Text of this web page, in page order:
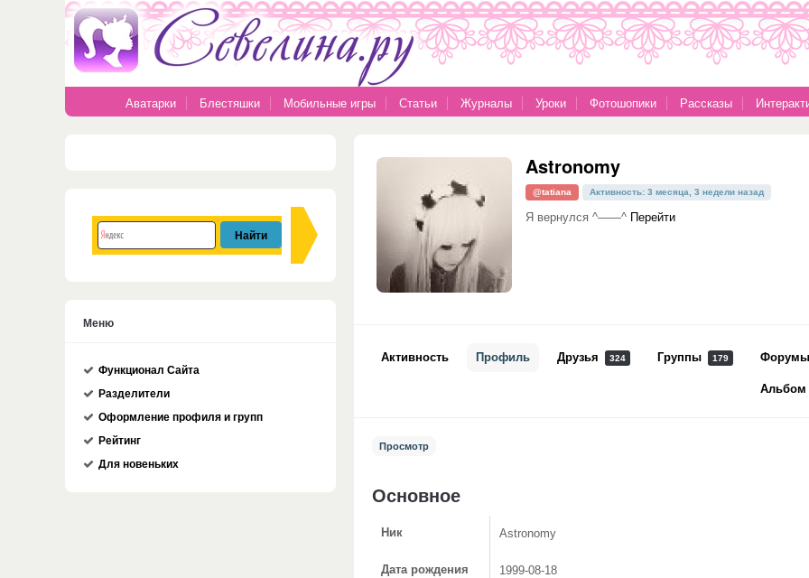
Аватарки Блестяшки Мобильные игры Статьи Журналы Уроки Фотошопики Рассказы
Astronomy
@tatiana Активность: 3 месяца, 3 недели назад
Я вернулся ^——^ Перейти
Активность Профиль Друзья 324 Группы 179 Форумы
Альбом
Просмотр
Основное
Ник Astronomy
Дата рождения 1999-08-18
Меню
Функционал Сайта
Разделители
Оформление профиля и групп
Рейтинг
Для новеньких